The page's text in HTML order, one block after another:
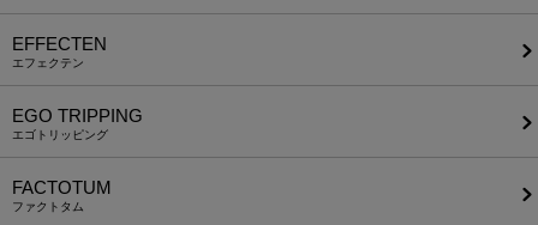
EFFECTEN
エフェクテン
EGO TRIPPING
エゴトリッピング
FACTOTUM
ファクトタム